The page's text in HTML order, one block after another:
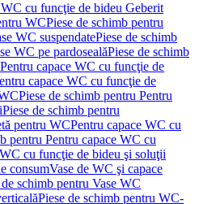
WC cu funcţie de bideu Geberit
WCPiese de schimb pentru
WC suspendatePiese de schimb
WC pe pardosealăPiese de schimb
Pentru capace WC cu funcţie de
capace WC cu funcţie de
Piese de schimb pentru Pentru
Piese de schimb pentru
pentru WCPentru capace WC cu
pentru Pentru capace WC cu
cu funcţie de bideu şi soluţii
consumVase de WC şi capace
de schimb pentru Vase WC
Piese de schimb pentru WC-